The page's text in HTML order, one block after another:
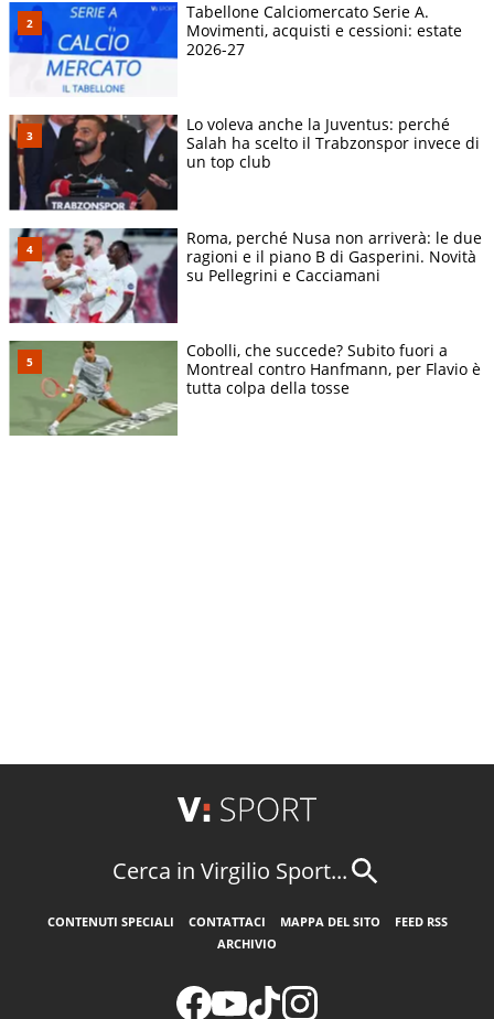
Tabellone Calciomercato Serie A.
Movimenti, acquisti e cessioni: estate
2026-27
Lo voleva anche la Juventus: perché
Salah ha scelto il Trabzonspor invece di
un top club
Roma, perché Nusa non arriverà: le due
ragioni e il piano B di Gasperini. Novità
su Pellegrini e Cacciamani
Cobolli, che succede? Subito fuori a
Montreal contro Hanfmann, per Flavio è
tutta colpa della tosse
Cerca in Virgilio Sport...
CONTENUTI SPECIALI CONTATTACI MAPPA DEL SITO
FEED RSS
ARCHIVIO